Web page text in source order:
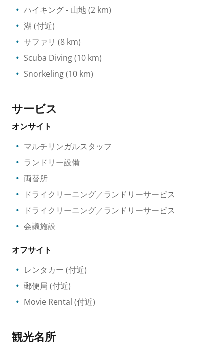
ハイキング- 山地(2 km)
湖 (付近)
サファリ (8 km)
Scuba Diving(10 km)
Snorkeling(10 km)
サービス
オンサイト
マルチリンガルスタッフ
ランドリー設備
両替所
ドライクリーニング／ランドリーサービス
ドライクリーニング／ランドリーサービス
会議施設
オフサイト
レンタカー (付近)
郵便局 (付近)
Movie Rental (付近)
観光名所